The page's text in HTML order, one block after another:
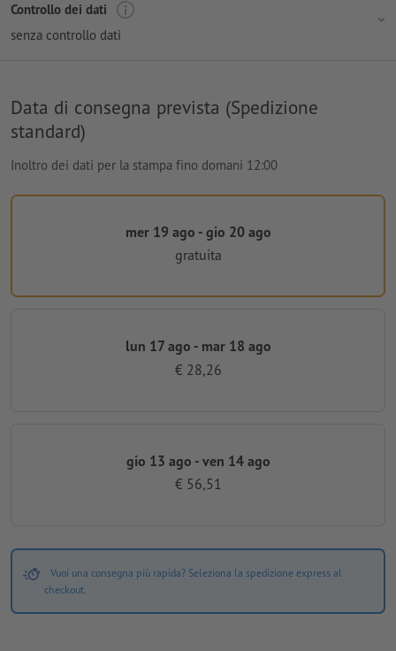
Controllo dei dati
senza controllo dati
Data di consegna prevista (Spedizione
standard)
Inoltro dei dati per la stampa fino domani 12:00
mer 19 ago - gio 20 ago
gratuita
lun 17 ago - mar 18 ago
€ 28,26
gio 13 ago - ven 14 ago
€ 56,51
Vuoi una consegna più rapida? Seleziona la spedizione express al
checkout.